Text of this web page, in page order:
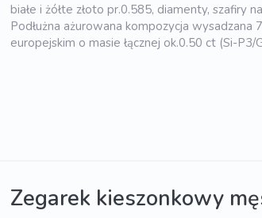
białe i żółte złoto pr.0.585, diamenty, szafiry
Podłużna ażurowana kompozycja
europejskim o masie łącznej ok.0.50 ct (Si-
Zegarek kieszonkowy